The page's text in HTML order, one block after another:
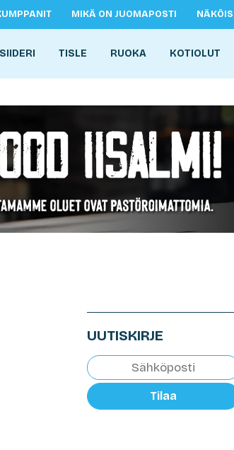
MIKÄ ON JUOMAPOSTI
SIIDERI TISLE RUOKA KOTIOLUT
UUTISKIRJE
Tilaa